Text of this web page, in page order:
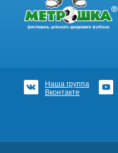
Наша группа
Вконтакте